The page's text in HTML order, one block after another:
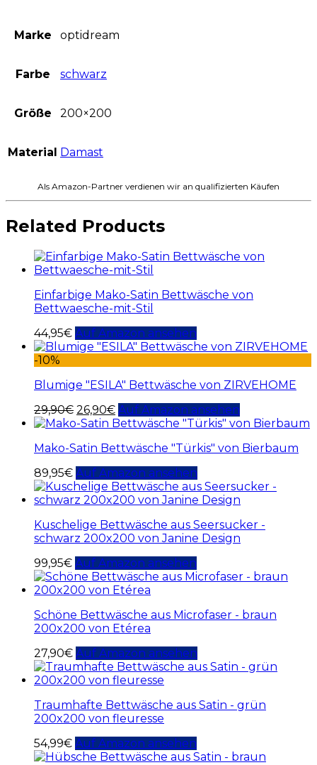
Marke optidream
Farbe schwarz
Größe 200×200
Material Damast
Als Amazon-Partner verdienen wir an qualifizierten Käufen
Related Products
Einfarbige Mako-Satin Bettwäsche von
Bettwaesche-mit-Stil
44,95€ Auf Amazon ansehen
-10%
Blumige "ESILA" Bettwäsche von ZIRVEHOME
29,90€ 26,90€ Auf Amazon ansehen
Mako-Satin Bettwäsche "Türkis" von Bierbaum
89,95€ Auf Amazon ansehen
Kuschelige Bettwäsche aus Seersucker -
schwarz 200x200 von Janine Design
99,95€ Auf Amazon ansehen
Schöne Bettwäsche aus Microfaser - braun
200x200 von Etérea
27,90€ Auf Amazon ansehen
Traumhafte Bettwäsche aus Satin - grün
200x200 von fleuresse
54,99€ Auf Amazon ansehen